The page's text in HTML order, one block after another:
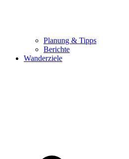
Planung & Tipps
Berichte
Wanderziele